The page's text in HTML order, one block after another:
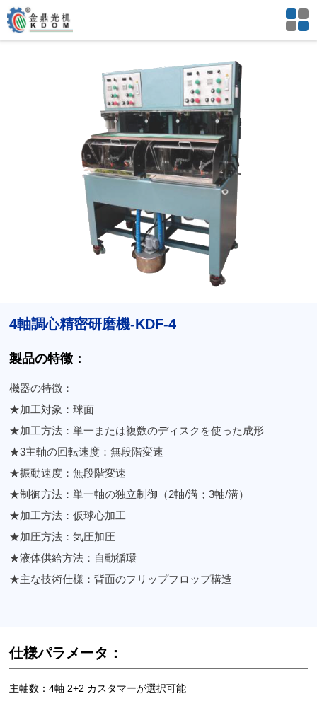
4軸調心精密研磨機-KDF-4
製品の特徴：
機器の特徴：
★加工対象：球面
★加工方法：単一または複数のディスクを使った成形
★3主軸の回転速度：無段階変速
★振動速度：無段階変速
★制御方法：単一軸の独立制御（2軸/溝；3軸/溝）
★加工方法：仮球心加工
★加圧方法：気圧加圧
★液体供給方法：自動循環
★主な技術仕様：背面のフリップフロップ構造
仕様パラメータ：
主軸数：4軸 2+2 カスタマーが選択可能